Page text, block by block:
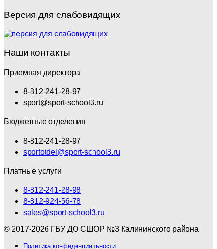
Версия для слабовидящих
Наши контакты
Приемная директора
8-812-241-28-97
sport@sport-school3.ru
Бюджетные отделения
8-812-241-28-97
sportotdel@sport-school3.ru
Платные услуги
8-812-241-28-98
8-812-924-56-78
sales@sport-school3.ru
© 2017-2026 ГБУ ДО СШОР №3 Калининского района
Политика конфиденциальности